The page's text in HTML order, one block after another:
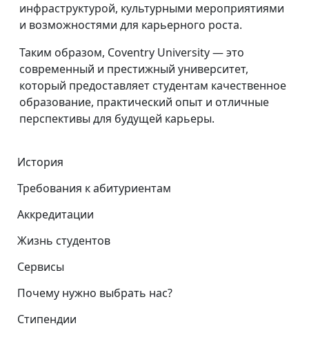
инфраструктурой, культурными мероприятиями
и возможностями для карьерного роста.
Таким образом, Coventry University — это
современный и престижный университет,
который предоставляет студентам качественное
образование, практический опыт и отличные
перспективы для будущей карьеры.
История
Требования к абитуриентам
Аккредитации
Жизнь студентов
Сервисы
Почему нужно выбрать нас?
Стипендии